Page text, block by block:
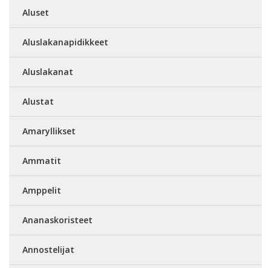
Aluset
Aluslakanapidikkeet
Aluslakanat
Alustat
Amaryllikset
Ammatit
Amppelit
Ananaskoristeet
Annostelijat